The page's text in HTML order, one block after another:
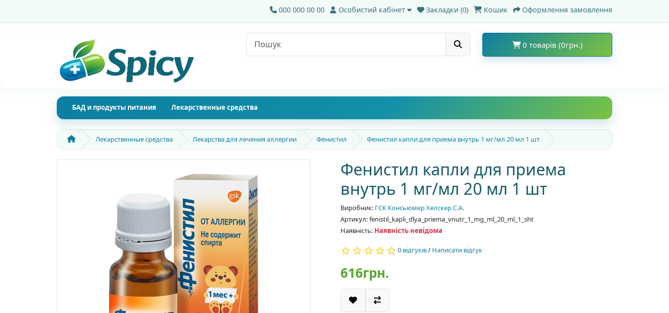
000 000 00 00 Особистий кабінет Закладки (0) Кошик Оформлення замовлення
0 товарів (0грн.)
БАД и продукты питания Лекарственные средства
Лекарственные средства Лекарства для лечения аллергии Фенистил Фенистил капли для приема внутрь 1 мг/мл 20 мл 1 шт
Фенистил капли для приема
внутрь 1 мг/мл 20 мл 1 шт
Виробник: ГСК Консьюмер Хелскер С.А.
Артикул: fenistil_kapli_dlya_priema_vnutr_1_mg_ml_20_ml_1_sht
Наявність: Наявність невідома
0 відгуків/ Написати відгук
616грн.